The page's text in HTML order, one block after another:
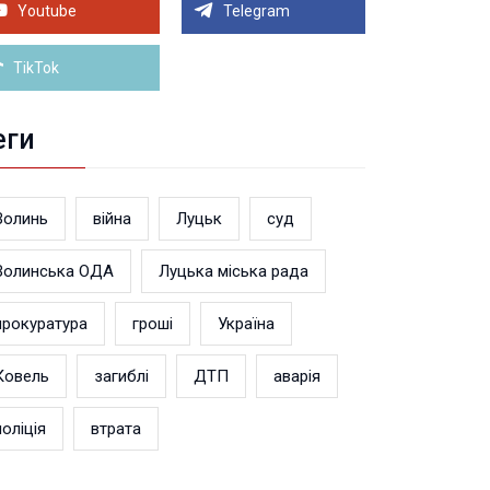
простір. ВІДЕО
Більше новин
Youtube Telegram
TikTok
війна Луцьк суд
ОДА Луцька міська рада
гроші Україна
загиблі ДТП аварія
втрата